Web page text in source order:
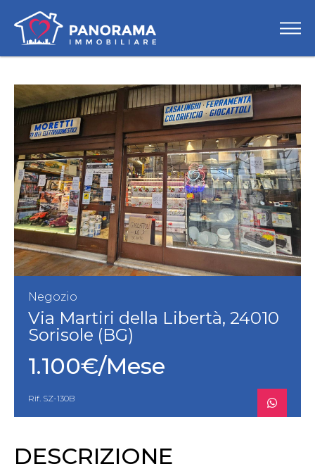
Negozio
Via Martiri della Libertà, 24010
Sorisole (BG)
1.100€/Mese
Rif. SZ-130B
DESCRIZIONE